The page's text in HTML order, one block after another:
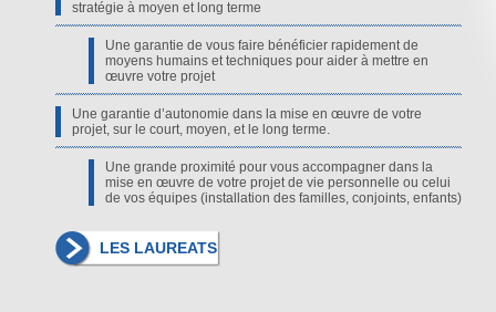
stratégie à moyen et long terme
Une garantie de vous faire bénéficier rapidement de
moyens humains et techniques pour aider à mettre en
œuvre votre projet
Une garantie d’autonomie dans la mise en œuvre de votre
projet, sur le court, moyen, et le long terme.
Une grande proximité pour vous accompagner dans la
mise en œuvre de votre projet de vie personnelle ou celui
de vos équipes (installation des familles, conjoints, enfants)
LES LAUREATS